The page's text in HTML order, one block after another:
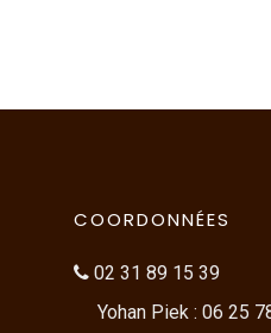
COORDONNÉES
02 31 89 15 39
Yohan Piek : 06 25